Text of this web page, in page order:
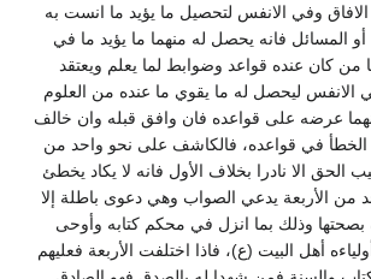
وفي الانفس لتحصيل ما يؤيد ما انست به
المسائل فانه يحصل له منهما ما يؤيد ما في
من كان عنده قواعد وضوابط لما يعلم ويعتقد
الانفس ليحصل له ما يقوي ما عنده من العلوم
عرضه على قواعده فان وافق قبله وان خالف
الخطأ في قواعده، فالكاشف على نحو واحد من
الحق الا نادرا بخلاف الأول فانه لا يكاد يخطئ
من الأربعة يدعي الصواب وهي دعوى باطلة إلا
بصحتها وذلك بما انزل في محكم كتابه وأوحى
أهل البيت (ع)، فاذا اختلفت الأربعة فعليهم